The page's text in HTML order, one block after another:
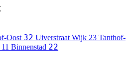
Oost 32 Uiverstraat Wijk 23 Tanthof-
Binnenstad 22